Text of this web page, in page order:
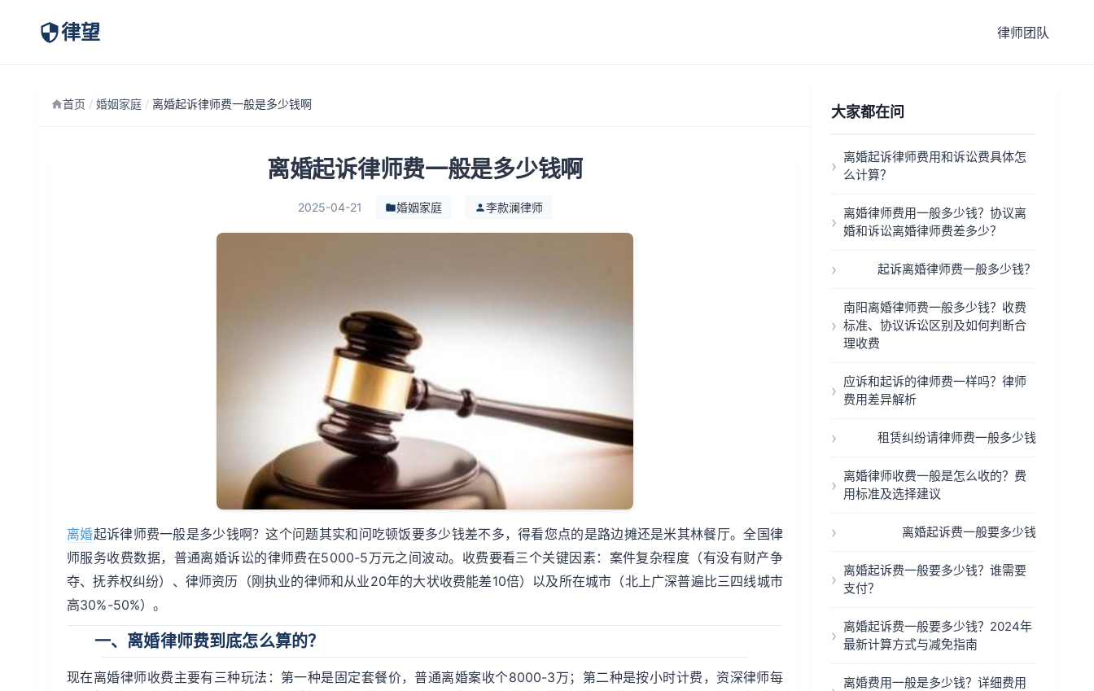
律望 律师团队
首页 / 婚姻家庭 / 离婚起诉律师费一般是多少钱啊
离婚起诉律师费一般是多少钱啊
2025-04-21 婚姻家庭 李款澜律师
离婚起诉律师费一般是多少钱啊？这个问题其实和问吃顿饭要多少钱差不多，得看您点的是路边摊还是米其林餐厅。全国律
师服务收费数据，普通离婚诉讼的律师费在5000-5万元之间波动。收费要看三个关键因素：案件复杂程度（有没有财产争
夺、抚养权纠纷）、律师资历（刚执业的律师和从业20年的大状收费能差10倍）以及所在城市（北上广深普遍比三四线城市
高30%-50%）。
一、离婚律师费到底怎么算的？
现在离婚律师收费主要有三种玩法：第一种是固定套餐价，普通离婚案收个8000-3万；第二种是按小时计费，资深律师每
大家都在问
离婚起诉律师费用和诉讼费具体怎
么计算？
离婚律师费用一般多少钱？协议离
婚和诉讼离婚律师费差多少？
起诉离婚律师费一般多少钱？
南阳离婚律师费一般多少钱？收费
标准、协议诉讼区别及如何判断合
理收费
应诉和起诉的律师费一样吗？律师
费用差异解析
租赁纠纷请律师费一般多少钱
离婚律师收费一般是怎么收的？费
用标准及选择建议
离婚起诉费一般要多少钱
离婚起诉费一般要多少钱？谁需要
支付？
离婚起诉费一般要多少钱？2024年
最新计算方式与减免指南
离婚费用一般是多少钱？详细费用